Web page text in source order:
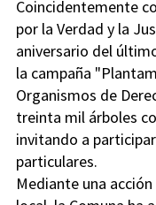
Coincidentemente
por la Verdad y la
aniversario del
la campaña
Organismos de
treinta mil árboles
invitando a
particulares.
Mediante una